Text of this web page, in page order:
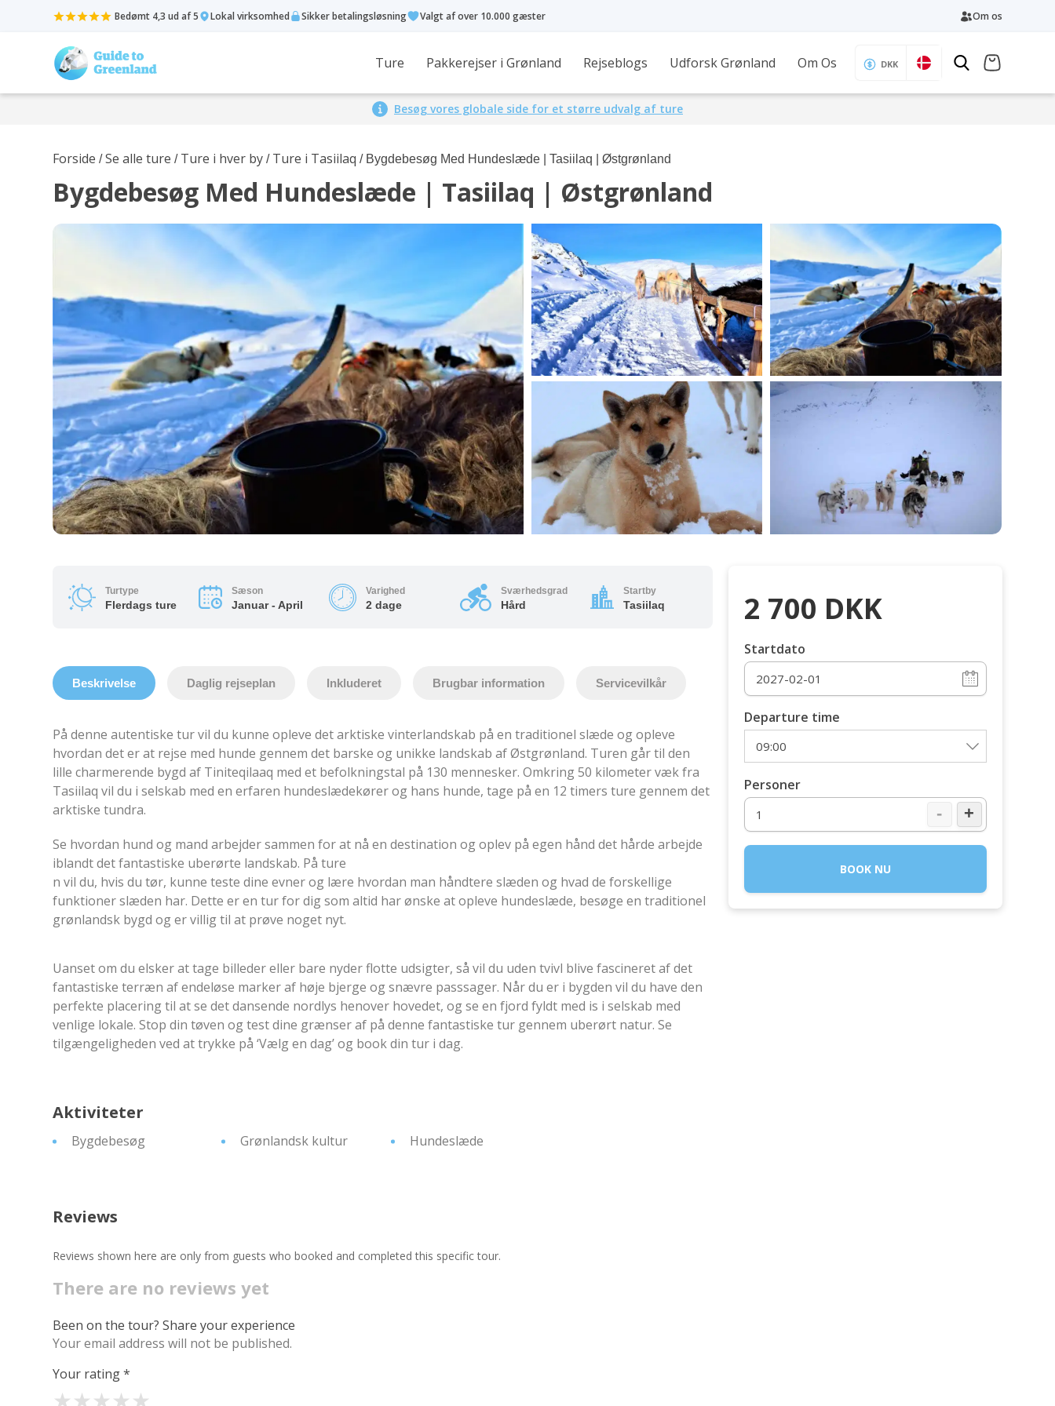
Bedømt 4,3 ud af 5 Lokal virksomhed Sikker betalingsløsning Valgt af over 10.000 gæster Om os
Ture Pakkerejser i Grønland Rejseblogs Udforsk Grønland Om Os DKK
Besøg vores globale side for et større udvalg af ture
Forside /Se alle ture / Ture i hver by / Ture i Tasiilaq / Bygdebesøg Med Hundeslæde | Tasiilaq | Østgrønland
Bygdebesøg Med Hundeslæde | Tasiilaq | Østgrønland
Turtype
Flerdags ture
Sæson
Januar - April
Varighed
2 dage
Sværhedsgrad
Hård
Startby
Tasiilaq
Beskrivelse Daglig rejseplan Inkluderet Brugbar information Servicevilkår
På denne autentiske tur vil du kunne opleve det arktiske vinterlandskab på en traditionel slæde og opleve
hvordan det er at rejse med hunde gennem det barske og unikke landskab af Østgrønland. Turen går til den
lille charmerende bygd af Tiniteqilaaq med et befolkningstal på 130 mennesker. Omkring 50 kilometer væk fra
Tasiilaq vil du i selskab med en erfaren hundeslædekører og hans hunde, tage på en 12 timers ture gennem det
arktiske tundra.
Se hvordan hund og mand arbejder sammen for at nå en destination og oplev på egen hånd det hårde arbejde
iblandt det fantastiske uberørte landskab. På ture
n vil du, hvis du tør, kunne teste dine evner og lære hvordan man håndtere slæden og hvad de forskellige
funktioner slæden har. Dette er en tur for dig som altid har ønske at opleve hundeslæde, besøge en traditionel
grønlandsk bygd og er villig til at prøve noget nyt.
Uanset om du elsker at tage billeder eller bare nyder flotte udsigter, så vil du uden tvivl blive fascineret af det
fantastiske terræn af endeløse marker af høje bjerge og snævre passsager. Når du er i bygden vil du have den
perfekte placering til at se det dansende nordlys henover hovedet, og se en fjord fyldt med is i selskab med
venlige lokale. Stop din tøven og test dine grænser af på denne fantastiske tur gennem uberørt natur. Se
tilgængeligheden ved at trykke på ‘Vælg en dag’ og book din tur i dag.
Aktiviteter
Bygdebesøg Grønlandsk kultur Hundeslæde
Reviews
Reviews shown here are only from guests who booked and completed this specific tour.
There are no reviews yet
Been on the tour? Share your experience
Your email address will not be published.
Your rating*
★
★
★
★
★
2 700 DKK
Startdato
Departure time
Personer
+
-
BOOK NU